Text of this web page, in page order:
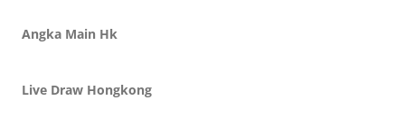
Angka Main Hk
Live Draw Hongkong